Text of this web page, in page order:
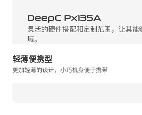
轻薄便携型
更加轻薄的设计，小巧机身便于携带
DeepC Px135A
灵活的硬件搭配和定制范围，让其
域。
添加对比